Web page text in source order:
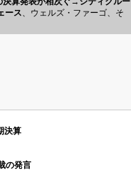
ース、ウェルズ・ファーゴ、そ
決算
の発言